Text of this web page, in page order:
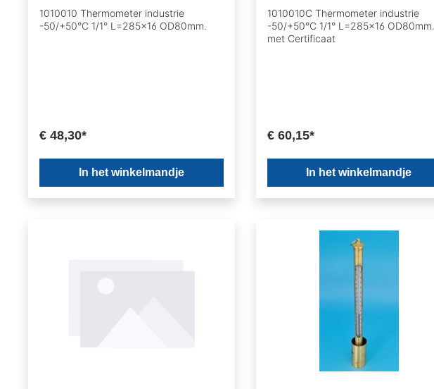
1010010 Thermometer industrie
-50/+50°C 1/1° L=285x16 OD80mm.
€ 48,30*
In het winkelmandje
1010010C Thermometer industrie
-50/+50°C 1/1° L=285x16 OD80mm.
met Certificaat
€ 60,15*
In het winkelmandje